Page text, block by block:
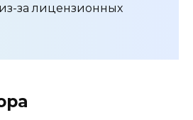
за лицензионных